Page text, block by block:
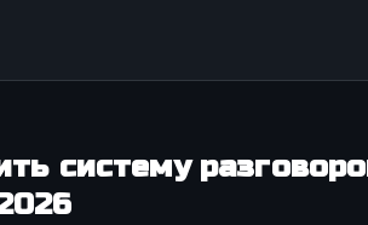
систему